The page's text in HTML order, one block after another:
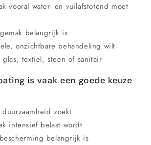
vooral water- en vuilafstotend moet
belangrijk is
onzichtbare behandeling wilt
glas, textiel, steen of sanitair
is vaak een goede keuze
zoekt
intensief belast wordt
belangrijk is